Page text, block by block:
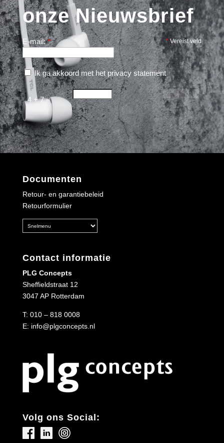
onze Nieuwsbrief
* Vereist veld
E-mail:*
Ik ga akkoord met hetprivacy statement
4 + 7 =
Documenten
Retour- en garantiebeleid
Retourformulier
Contact informatie
PLG Concepts
Sheffieldstraat 12
3047 AP Rotterdam
T: 010 – 818 0008
E: info@plgconcepts.nl
Volg ons Social: